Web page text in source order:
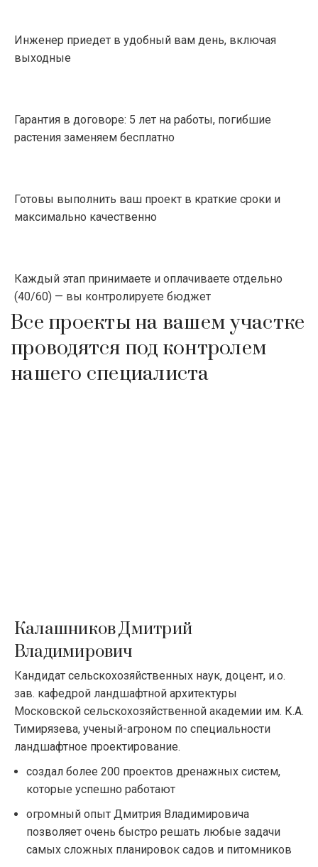
Инженер приедет в удобный вам день, включая
выходные
Гарантия в договоре: 5 лет на работы, погибшие
растения заменяем бесплатно
Готовы выполнить ваш проект в краткие сроки и
максимально качественно
Каждый этап принимаете и оплачиваете отдельно
(40/60) — вы контролируете бюджет
Все проекты на вашем участке
проводятся под контролем
нашего специалиста
Калашников Дмитрий
Владимирович
Кандидат сельскохозяйственных наук, доцент, и.о.
зав. кафедрой ландшафтной архитектуры
Московской сельскохозяйственной академии им. К.А.
Тимирязева, ученый-агроном по специальности
ландшафтное проектирование.
создал более 200 проектов дренажных систем,
которые успешно работают
огромный опыт Дмитрия Владимировича
позволяет очень быстро решать любые задачи
самых сложных планировок садов и питомников